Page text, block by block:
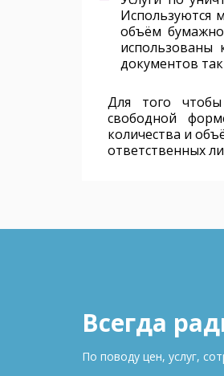
Используются
объём
использованы
документов
Для того чтобы
свободной
количества и
ответственных
Всегда
По поводу цен, услуг,